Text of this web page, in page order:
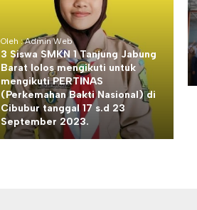
Oleh : Admin Web
3 Siswa SMKN 1 Tanjung Jabung
Barat lolos mengikuti untuk
mengikuti PERTINAS
(Perkemahan Bakti Nasional) di
Cibubur tanggal 17 s.d 23
September 2023.